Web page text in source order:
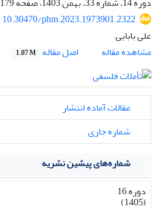
10.30470/phm.2023.1973901.2322
علی بابایی
مشاهده مقاله
اصل مقاله 1.07 M
مقالات آماده انتشار
شماره جاری
شماره‌های پیشین نشریه
دوره 16
(1405)